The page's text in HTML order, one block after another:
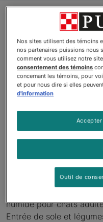
Produits
Pro Planᴹᴰ Complete
humide pour chats
Entrée de sole et
Nos sites utilisent des témoins
nos partenaires puissions nous
comment vous utilisez notre
consentement des témoins
concernant les témoins, pour
et pour nous dire si elles
d'information
Outil de